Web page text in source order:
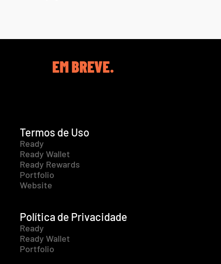
EM BREVE.
Termos de Uso
Ready
Ready Wallet
Ready Rewards
Portfolio
Website
Política de Privacidade
Ready
Ready Wallet
Portfolio